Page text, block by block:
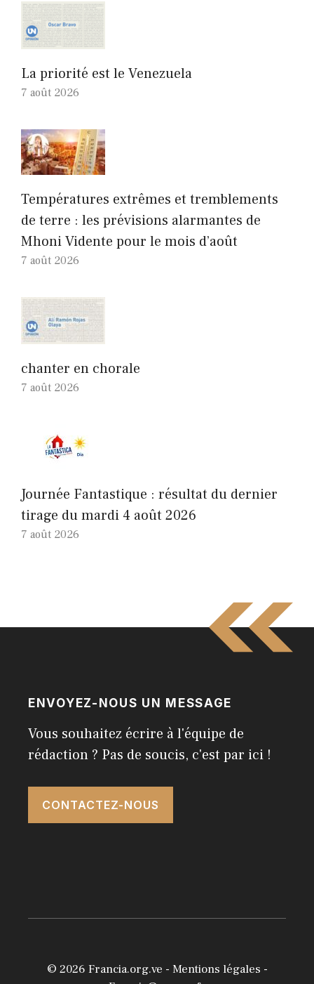
La priorité est le Venezuela
7 août 2026
Températures extrêmes et tremblements
de terre : les prévisions alarmantes de
Mhoni Vidente pour le mois d’août
7 août 2026
chanter en chorale
7 août 2026
Journée Fantastique : résultat du dernier
tirage du mardi 4 août 2026
7 août 2026
ENVOYEZ-NOUS UN MESSAGE
Vous souhaitez écrire à l'équipe de
rédaction ? Pas de soucis, c'est par ici !
CONTACTEZ-NOUS
© 2026 Francia.org.ve - Mentions légales -